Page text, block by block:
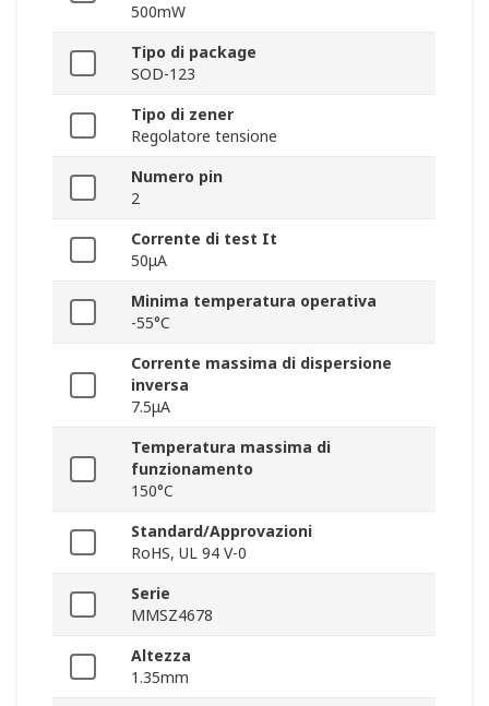
500mW
Tipo di package
SOD-123
Tipo di zener
Regolatore tensione
Numero pin
2
Corrente di test It
50μA
Minima temperatura operativa
-55°C
Corrente massima di dispersione
inversa
7.5μA
Temperatura massima di
funzionamento
150°C
Standard/Approvazioni
RoHS, UL 94 V-0
Serie
MMSZ4678
Altezza
1.35mm